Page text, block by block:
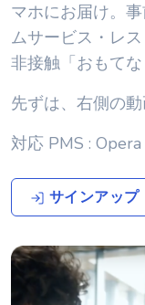
マホにお届け。
ムサービス・レ
非接触「おもてな
先ずは、右側の動
対応 PMS :
サインアップ